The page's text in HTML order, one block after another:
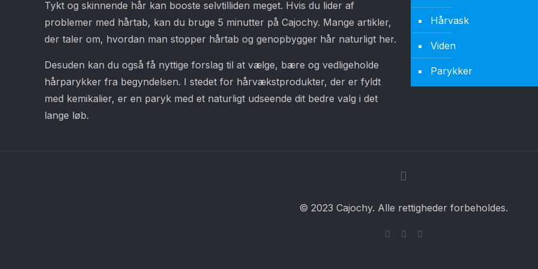
Tykt og skinnende hår kan booste selvtilliden meget. Hvis du lider af
problemer med hårtab, kan du bruge 5 minutter på Cajochy. Mange artikler,
der taler om, hvordan man stopper hårtab og genopbygger hår naturligt her.
Desuden kan du også få nyttige forslag til at vælge, bære og vedligeholde
hårparykker fra begyndelsen. I stedet for hårvækstprodukter, der er fyldt
med kemikalier, er en paryk med et naturligt udseende dit bedre valg i det
lange løb.
Hårvask
Viden
Parykker
© 2023 Cajochy. Alle rettigheder forbeholdes.